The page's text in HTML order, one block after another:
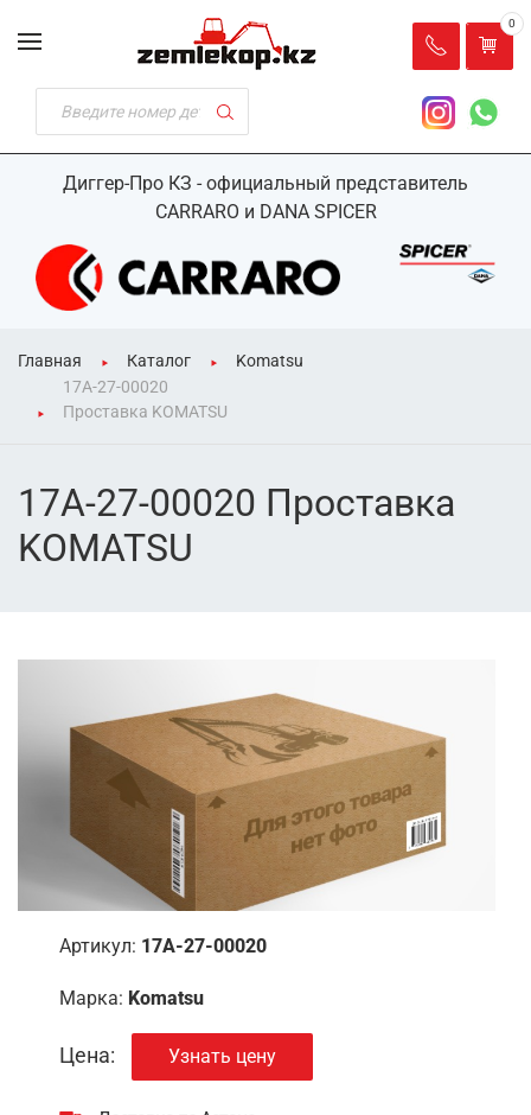
Диггер-Про КЗ - официальный представитель
CARRARO и DANA SPICER
0
Главная Каталог
Komatsu
17A-27-00020
Проставка KOMATSU
17A-27-00020 Проставка
KOMATSU
Артикул: 17A-27-00020
Марка: Komatsu
Цена: Узнать цену